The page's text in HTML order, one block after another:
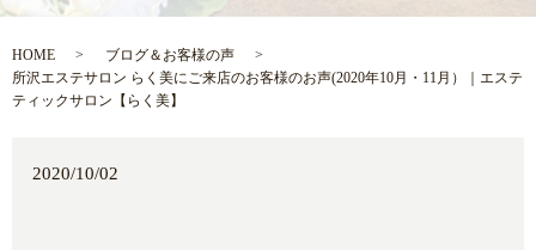
HOME
ブログ＆お客様の声
所沢エステサロン らく美にご来店のお客様のお声(2020年10月・11月）｜エステ
ティックサロン【らく美】
2020/10/02